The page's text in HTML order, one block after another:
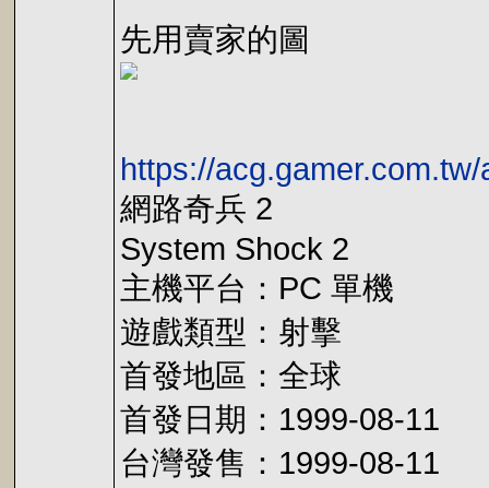
先用賣家的圖
https://
網路奇兵 2
System Shock 2
主機平台：PC 單機
遊戲類型：射擊
首發地區：全球
首發日期：1999-08-11
台灣發售：1999-08-11